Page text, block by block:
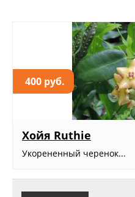
400 руб.
Хойя Ruthie
Укорененный черенок...